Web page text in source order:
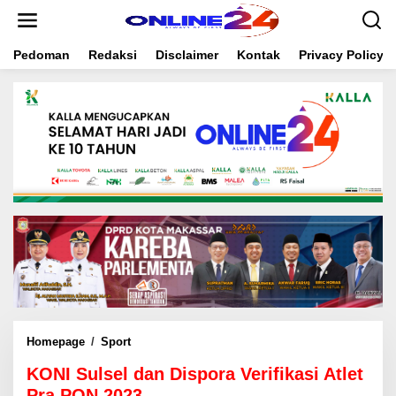
t
Pedoman Redaksi Disclaimer Kontak Privacy Policy
Homepage / SportK
N
I
KONI Sulsel dan Dispora Verifikasi Atlet